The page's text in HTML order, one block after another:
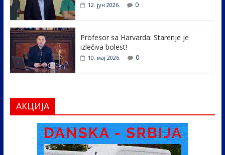
12. јун 2026. 0
Profesor sa Harvarda: Starenje je
izlečiva bolest!
10. мај 2026. 0
АКЦИЈА